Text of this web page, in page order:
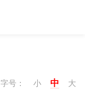
字号： 小 中 大